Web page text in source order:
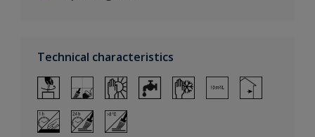
Technical characteristics